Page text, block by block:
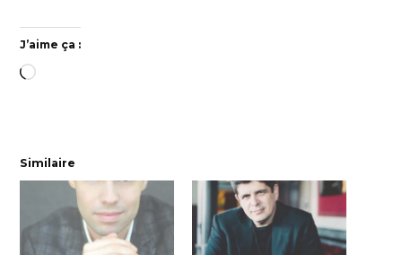
J’aime ça :
Chargement…
Similaire